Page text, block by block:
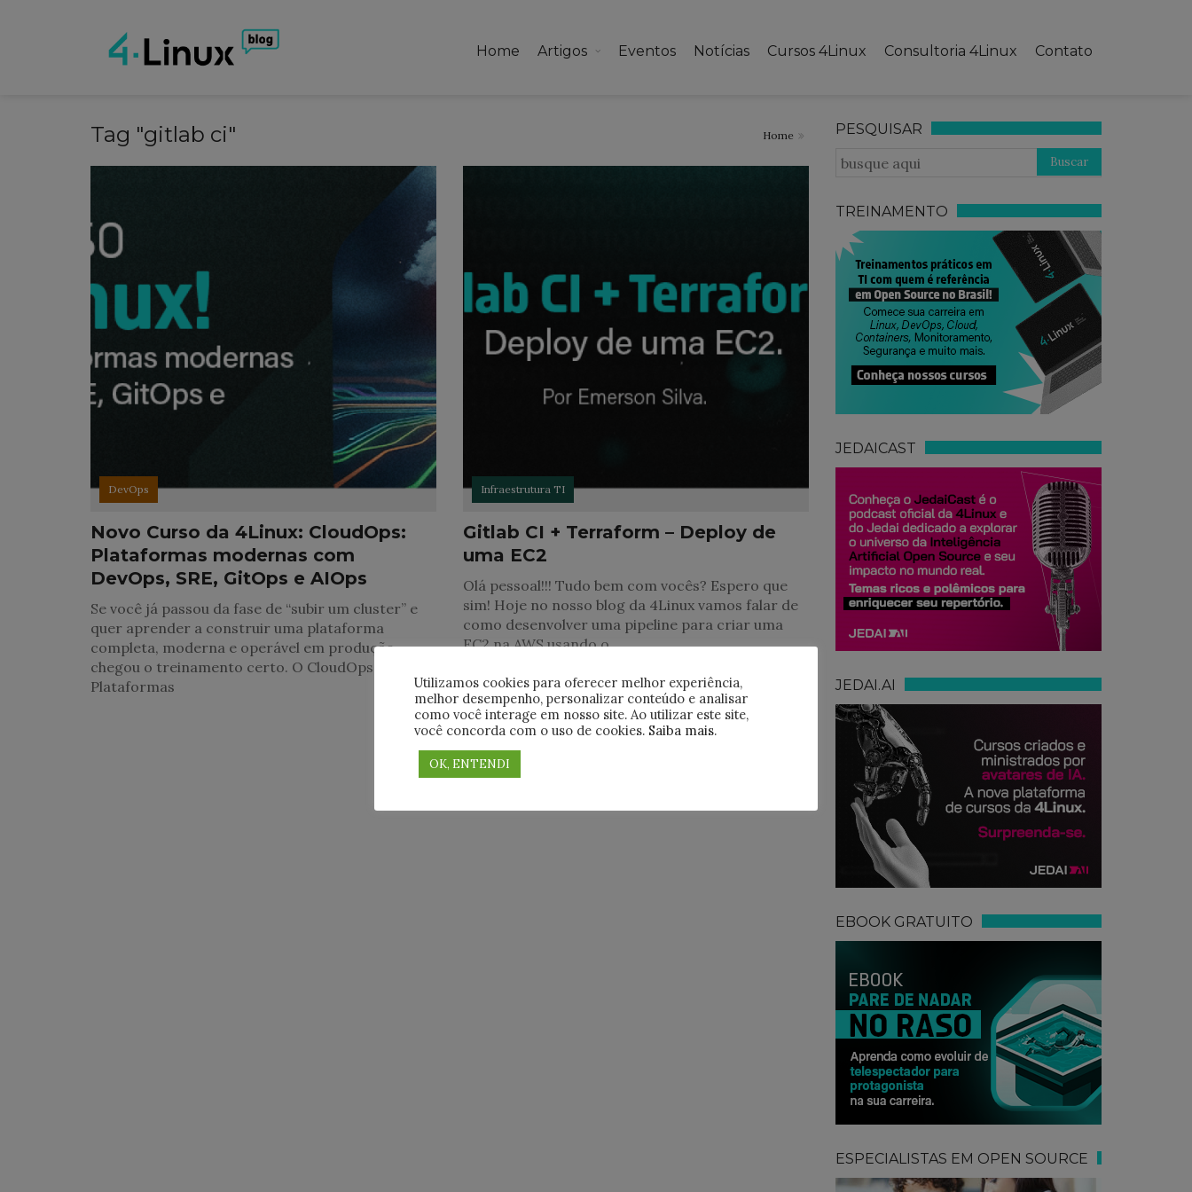
Home Artigos Eventos Notícias Cursos 4Linux Consultoria 4Linux Contato
Tag "gitlab ci" Home
DevOps
Novo Curso da 4Linux: CloudOps:
Plataformas modernas com
DevOps, SRE, GitOps e AIOps
Se você já passou da fase de “subir um cluster” e
quer aprender a construir uma plataforma
completa, moderna e operável em produção,
chegou o treinamento certo. O CloudOps:
Plataformas
Infraestrutura TI
Gitlab CI + Terraform – Deploy de
uma EC2
Olá pessoal!!! Tudo bem com vocês? Espero que
sim! Hoje no nosso blog da 4Linux vamos falar de
como desenvolver uma pipeline para criar uma
EC2 na AWS usando o
PESQUISAR
TREINAMENTO
JEDAICAST
JEDAI.AI
EBOOK GRATUITO
ESPECIALISTAS EM OPEN SOURCE
Utilizamos cookies para oferecer melhor experiência,
melhor desempenho, personalizar conteúdo e analisar
como você interage em nosso site. Ao utilizar este site,
você concorda com o uso de cookies. Saiba mais.
OK, ENTENDI